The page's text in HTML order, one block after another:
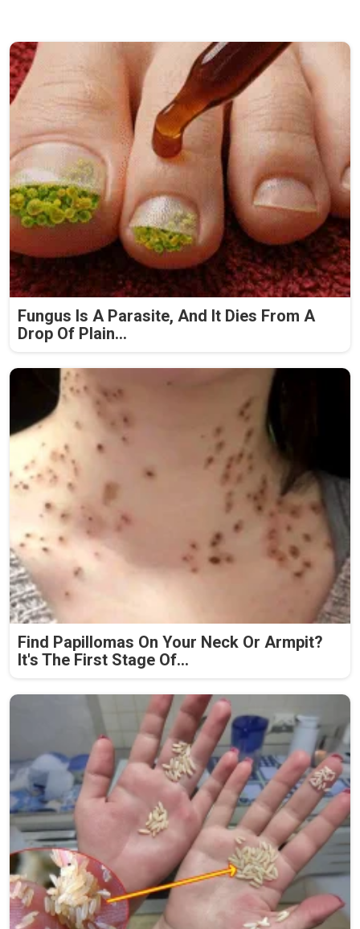
Fungus Is A Parasite, And It Dies From A
Drop Of Plain...
Find Papillomas On Your Neck Or Armpit?
It's The First Stage Of...